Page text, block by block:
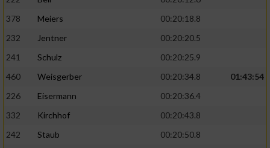
378
Meiers
00:20:18.8
232
Jentner
00:20:20.5
241
Schulz
00:20:25.9
460
Weisgerber 00:20:34.8
01:43:54
226
Eisermann
00:20:36.4
332
Kirchhof
00:20:43.8
242
Staub
00:20:50.8